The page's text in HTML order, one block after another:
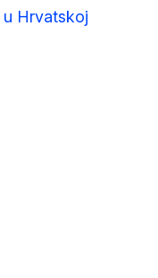
Hrvatskoj